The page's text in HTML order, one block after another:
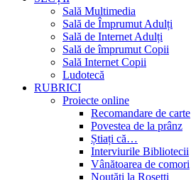
Sală Multimedia
Sală de Împrumut Adulți
Sală de Internet Adulți
Sală de împrumut Copii
Sală Internet Copii
Ludotecă
RUBRICI
Proiecte online
Recomandare de carte
Povestea de la prânz
Știați că…
Interviurile Bibliotecii
Vânătoarea de comori
Noutăți la Rosetti